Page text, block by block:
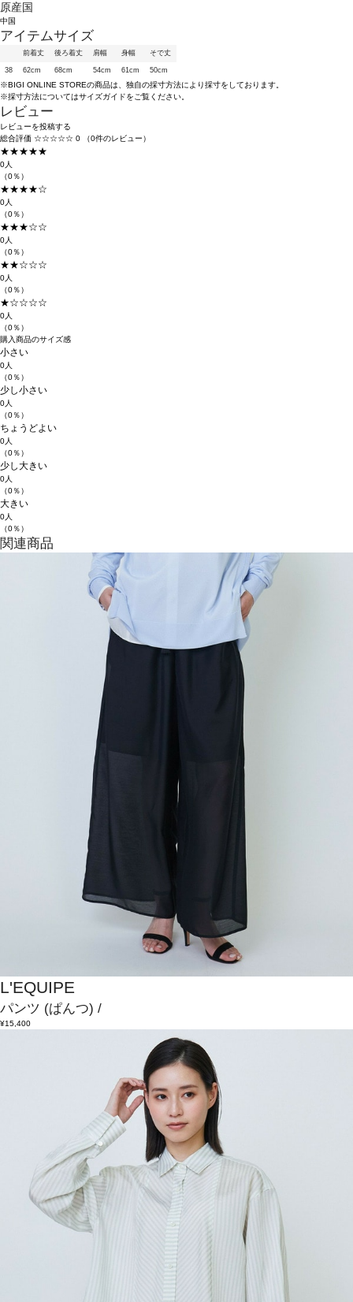
原産国
中国
アイテムサイズ
前着丈 後ろ着丈 肩幅 身幅 そで丈
38 62cm 68cm 54cm 61cm 50cm
※BIGI ONLINE STOREの商品は、独自の採寸方法により採寸をしております。
※採寸方法についてはサイズガイドをご覧ください。
レビュー
レビューを投稿する
総合評価 ☆☆☆☆☆ 0 （0件のレビュー）
★★★★★
0人
（0％）
★★★★☆
0人
（0％）
★★★☆☆
0人
（0％）
★★☆☆☆
0人
（0％）
★☆☆☆☆
0人
（0％）
購入商品のサイズ感
小さい
0人
（0％）
少し小さい
0人
（0％）
ちょうどよい
0人
（0％）
少し大きい
0人
（0％）
大きい
0人
（0％）
関連商品
L'EQUIPE
パンツ (ぱんつ) /
¥15,400